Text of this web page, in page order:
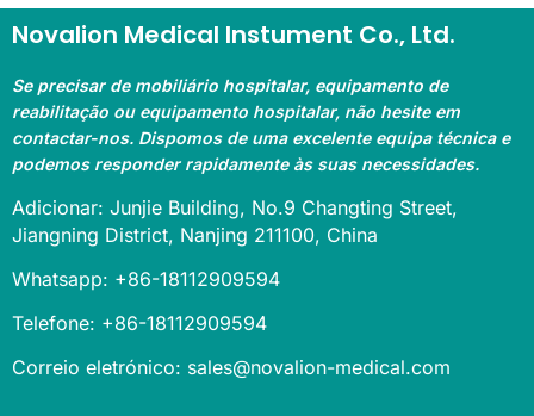
Novalion Medical Instument Co., Ltd.
Se precisar de mobiliário hospitalar, equipamento de
reabilitação ou equipamento hospitalar, não hesite em
contactar-nos. Dispomos de uma excelente equipa técnica e
podemos responder rapidamente às suas necessidades.
Adicionar: Junjie Building, No.9 Changting Street,
Jiangning District, Nanjing 211100, China
Whatsapp: +86-18112909594
Telefone: +86-18112909594
Correio eletrónico: sales@novalion-medical.com